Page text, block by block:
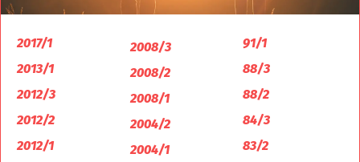
2017/1
2013/1
2012/3
2012/2
2012/1
2008/3
2008/2
2008/1
2004/2
2004/1
91/1
88/3
88/2
84/3
83/2